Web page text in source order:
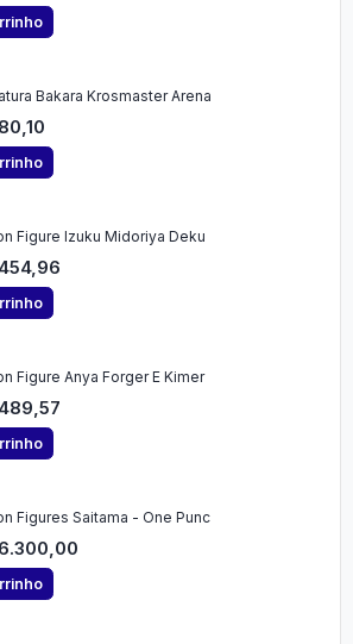
Bakara Krosmaster Arena
Figure Izuku Midoriya Deku
Figure Anya Forger E Kimer
Figures Saitama - One Punc